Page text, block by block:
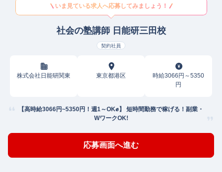
いま見ている求人へ応募してみましょう！
社会の塾講師 日能研三田校
契約社員
株式会社日能研関東 東京都港区
時給3066円～5350
円
【高時給3066円~5350円！週1～OK✊】 短時間勤務で稼げる！副業・
WワークOK!
応募画面へ進む